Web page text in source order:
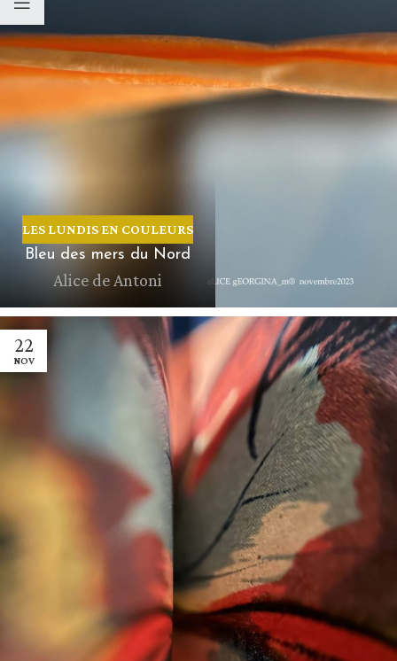
LES LUNDIS EN COULEURS
Bleu des mers du Nord
Alice de Antoni
22
NOV